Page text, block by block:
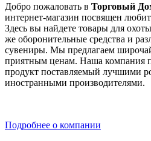
Добро пожаловать в Торговый
интернет-магазин посвящен
Здесь вы найдете товары для
же оборонительные средства и
сувениры. Мы предлагаем
приятным ценам. Наша компания
продукт поставляемый лучшими
иностранными производителями.
Подробнее о компании